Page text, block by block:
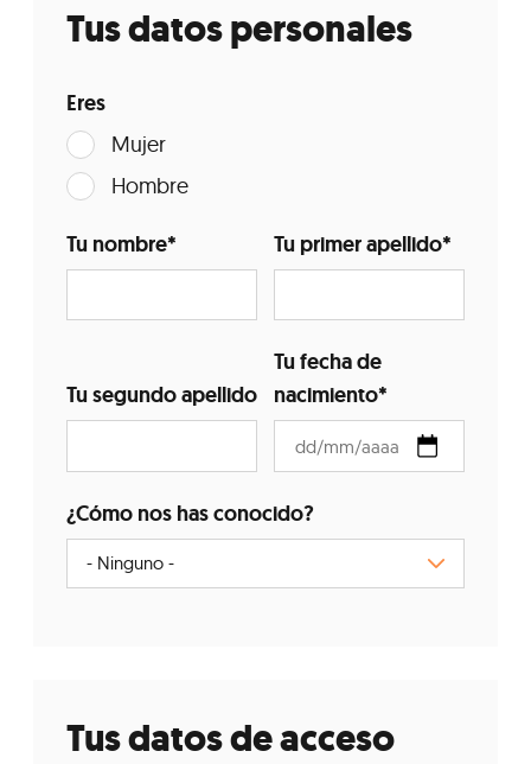
Tus datos personales
Eres
Mujer
Hombre
Tu nombre* Tu primer apellido*
Tu segundo apellido
Tu fecha de
nacimiento*
¿Cómo nos has conocido?
Tus datos de acceso